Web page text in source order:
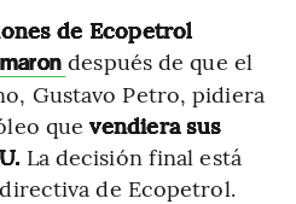
de Ecopetrol
después de que el
Gustavo Petro, pidiera
quevendiera sus
La decisión final está
de Ecopetrol.